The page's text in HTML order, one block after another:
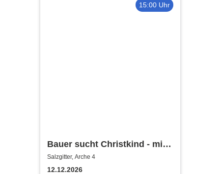
15:00 Uhr
Bauer sucht Christkind - mit
Ralf Bauer & Pat Fritz
Salzgitter, Arche 4
12.12.2026